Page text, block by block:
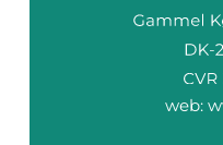
web: